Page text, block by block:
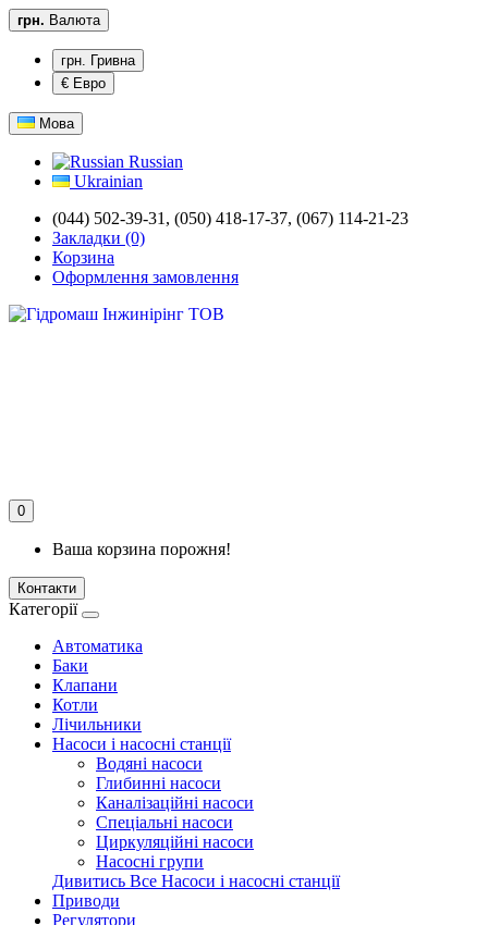
грн. Валюта
грн. Гривна
€ Евро
Мова
Russian
Ukrainian
(044) 502-39-31, (050) 418-17-37, (067) 114-21-23
Закладки (0)
Корзина
Оформлення замовлення
0
Ваша корзина порожня!
Контакти
Категорії
Автоматика
Баки
Клапани
Котли
Лічильники
Насоси і насосні станції
Водяні насоси
Глибинні насоси
Каналізаційні насоси
Спеціальні насоси
Циркуляційні насоси
Насосні групи
Дивитись Все Насоси і насосні станції
Приводи
Регулятори